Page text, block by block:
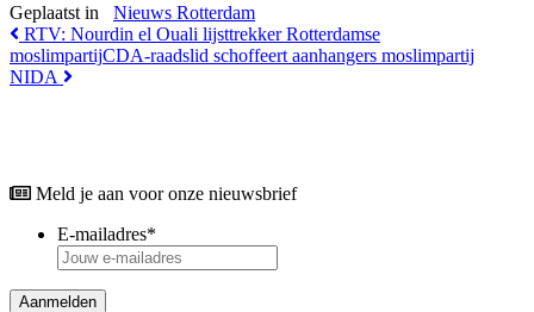
Geplaatst in Nieuws Rotterdam
Bericht
Navigatie
RTV: Nourdin el Ouali lijsttrekker Rotterdamse
moslimpartijCDA-raadslid schoffeert aanhangers moslimpartij
NIDA
Meld je aan voor onze nieuwsbrief
E-mailadres*